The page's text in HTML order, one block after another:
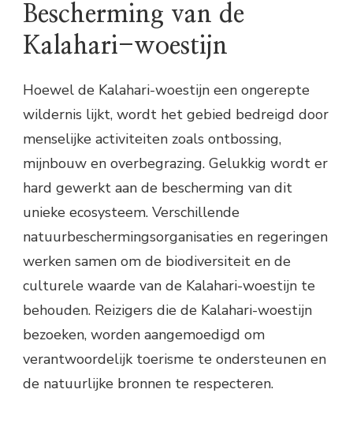
Bescherming van de
Kalahari-woestijn
Hoewel de Kalahari-woestijn een ongerepte
wildernis lijkt, wordt het gebied bedreigd door
menselijke activiteiten zoals ontbossing,
mijnbouw en overbegrazing. Gelukkig wordt er
hard gewerkt aan de bescherming van dit
unieke ecosysteem. Verschillende
natuurbeschermingsorganisaties en regeringen
werken samen om de biodiversiteit en de
culturele waarde van de Kalahari-woestijn te
behouden. Reizigers die de Kalahari-woestijn
bezoeken, worden aangemoedigd om
verantwoordelijk toerisme te ondersteunen en
de natuurlijke bronnen te respecteren.